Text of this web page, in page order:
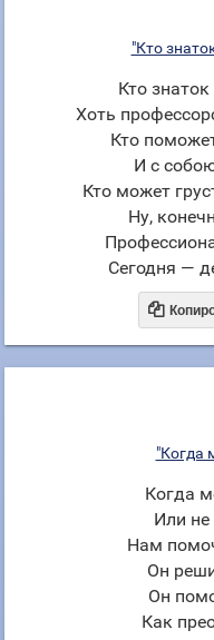
"Кто
Кто
Хоть
Кто
И с
Кто может
Ну,
Сегодня —

"Когда
Когда
Или
Нам
Он
Он
Как